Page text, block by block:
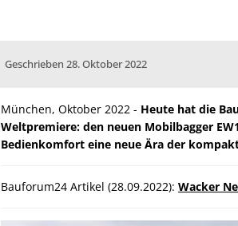
Geschrieben 28. Oktober 2022
München, Oktober 2022 - Heute hat die
Weltpremiere: den neuen Mobilbagger
Bedienkomfort eine neue Ära der
Bauforum24 Artikel (28.09.2022): Wacker